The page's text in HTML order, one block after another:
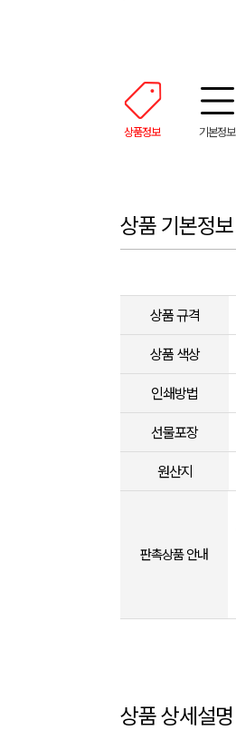
상품정보 기본정보
상품 기본정보
상품 규격
상품 색상
인쇄방법
선물포장
원산지
판촉상품 안내
상품 상세설명